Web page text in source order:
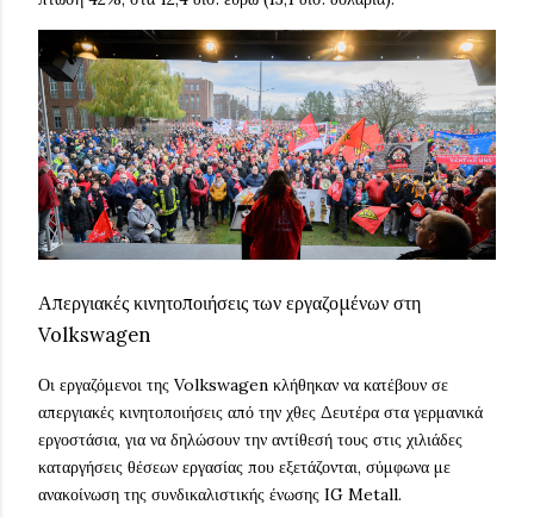
Απεργιακές κινητοποιήσεις των εργαζομένων στη
Volkswagen
Οι εργαζόμενοι της Volkswagen κλήθηκαν να κατέβουν σε
απεργιακές κινητοποιήσεις από την χθες Δευτέρα στα γερμανικά
εργοστάσια, για να δηλώσουν την αντίθεσή τους στις χιλιάδες
καταργήσεις θέσεων εργασίας που εξετάζονται, σύμφωνα με
ανακοίνωση της συνδικαλιστικής ένωσης IG Metall.